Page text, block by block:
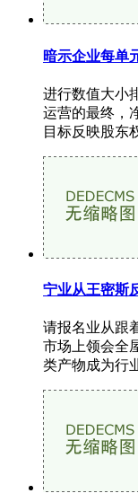
暗示企业每单
进行数值大小
运营的最终，
目标反映股东
宁业从王密斯
请报名业从跟
市场上领会全
类产物成为行